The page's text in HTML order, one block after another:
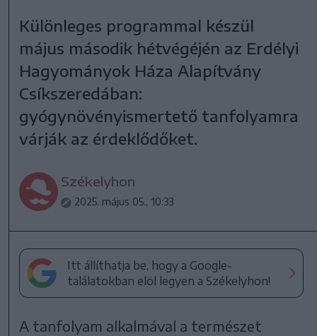
Különleges programmal készül
május második hétvégéjén az Erdélyi
Hagyományok Háza Alapítvány
Csíkszeredában:
gyógynövényismertető tanfolyamra
várják az érdeklődőket.
Székelyhon
2025. május 05., 10:33
Itt állíthatja be, hogy a Google-
találatokban elöl legyen a Székelyhon!
A tanfolyam alkalmával a természet